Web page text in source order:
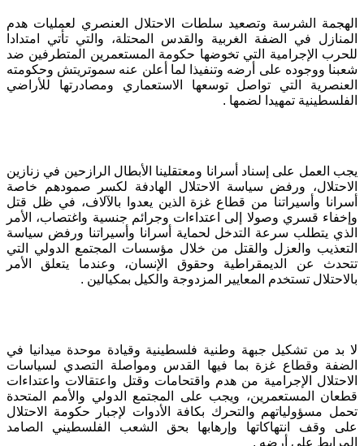
الهجمة الشرسة وتصعيد سلطات الاحتلال العنصري لعمليات هدم
المنازل في الضفة الغربية والقدس المحتلة، والتي تأتي امتدادا
للحرب الإجرامية التي تخوضها حكومة المستعمرين المتطرفين ضد
شعبنا ووجوده على أرضه وتنفيذا لما أعلن عنه سموتريتش وحكومته
العنصرية التي تواصل توسعها الاستعماري ومصادرتها للأراضي
الفلسطينية تمهيدا لضمها .
يجب العمل على إسناد أسرانا ومعتقلينا الأبطال الرازحين في زنازين
الاحتلال، ورفض سياسة الاحتلال الهادفة لكسر صمودهم خاصة
أسرانا وأسيراتنا من قطاع غزة الذين يعدوا بالآلاف، في ظل قتل
وإخفاء قسري وصولا إلى اعتداءات وجرائم جنسية واغتصاب، الأمر
الذي يتطلب سرعة التدخل لحماية أسرانا وأسيراتنا ورفض سياسة
التعذيب والعزل والقتل من خلال مؤسسات المجتمع الدولي التي
تتحدث عن الديمقراطية وحقوق الإنسان، وعندما يتعلق الأمر
بالاحتلال تستخدم المعايير المزدوجة والكيل بمكيالين .
لا بد من تشكيل جبهة وطنية فلسطينية وقيادة موحدة ميدانيا في
الضفة وقطاع غزة بما فيها القدس ومواصلة التصدي لسياسات
الاحتلال الإجرامية من هدم واقتحامات وقتل واعتقالات واعتداءات
قطعان المستعمرين، ويجب على المجتمع الدولي والأمم المتحدة
تحمل مسؤولياتهم والتحرك بكافة الأدوات لإجبار حكومة الاحتلال
على وقف انتهاكاتها وإرهابها بحق الشعب الفلسطيني الصامد
المرابط على أرضه .